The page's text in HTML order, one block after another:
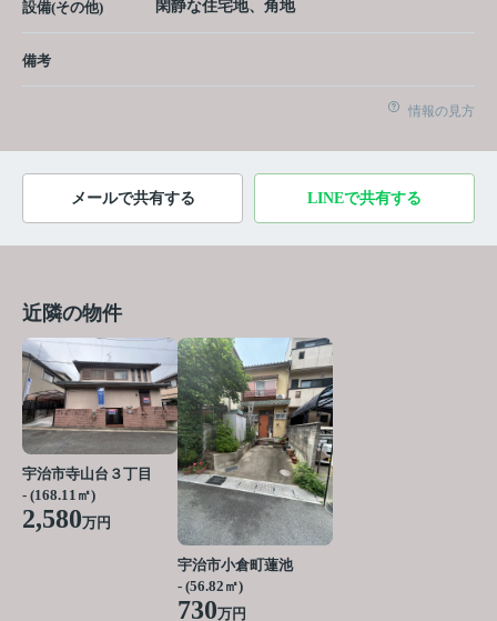
設備(その他) 閑静な住宅地、角地
備考
情報の見方
メールで共有する LINEで共有する
近隣の物件
宇治市寺山台３丁目
- (168.11㎡)
2,580万円
宇治市小倉町蓮池
- (56.82㎡)
730万円